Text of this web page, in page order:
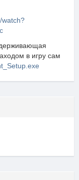
watch?
в игру сам